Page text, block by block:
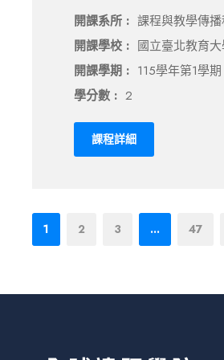
開課系所 : 課程與教學傳
開課學校 : 國立臺北教育
開課學期 : 115學年第1學期
學分數 : 2
課程詳細
1 2 3 ... 47